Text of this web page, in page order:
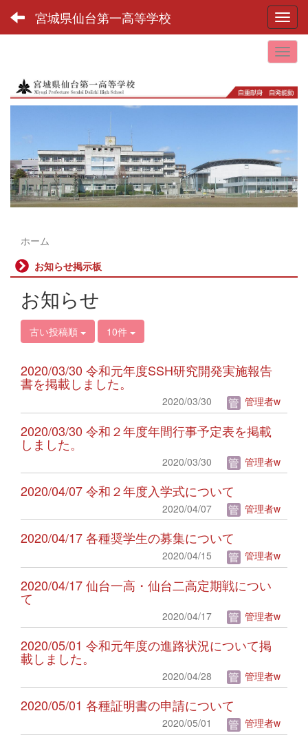
宮城県仙台第一高等学校
ホーム
お知らせ掲示板
お知らせ
古い投稿順 10件
2020/03/30 令和元年度SSH研究開発実施報告
書を掲載しました。
2020/03/30 管理者w
2020/03/30 令和２年度年間行事予定表を掲載
しました。
2020/03/30 管理者w
2020/04/07 令和２年度入学式について
2020/04/07 管理者w
2020/04/17 各種奨学生の募集について
2020/04/15 管理者w
2020/04/17 仙台一高・仙台二高定期戦につい
て
2020/04/17 管理者w
2020/05/01 令和元年度の進路状況について掲
載しました。
2020/04/28 管理者w
2020/05/01 各種証明書の申請について
2020/05/01 管理者w